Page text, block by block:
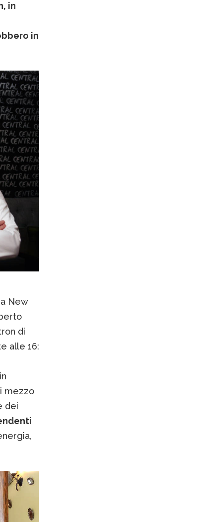
in
in
New
di
alle 16:
mezzo
dei